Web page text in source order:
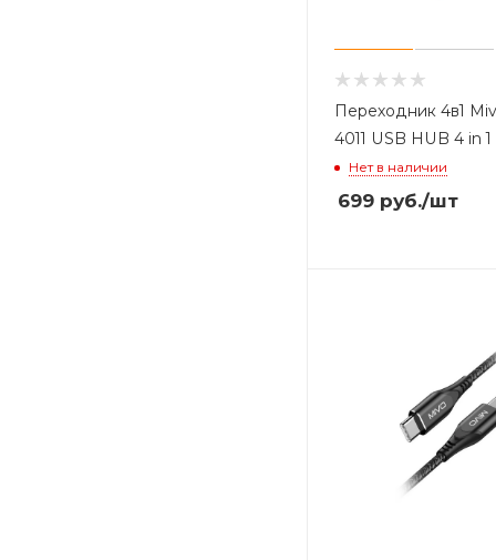
Переходник 4в1
4011 USB HUB 4 in 1
Нет в наличии
699 руб./шт